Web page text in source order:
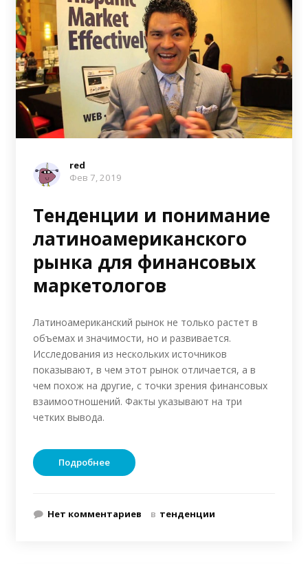
red
Фев 7, 2019
Тенденции и понимание
латиноамериканского
рынка для финансовых
маркетологов
Латиноамериканский рынок не только растет в
объемах и значимости, но и развивается.
Исследования из нескольких источников
показывают, в чем этот рынок отличается, а в
чем похож на другие, с точки зрения финансовых
взаимоотношений. Факты указывают на три
четких вывода.
Подробнее
Нет комментариев в тенденции